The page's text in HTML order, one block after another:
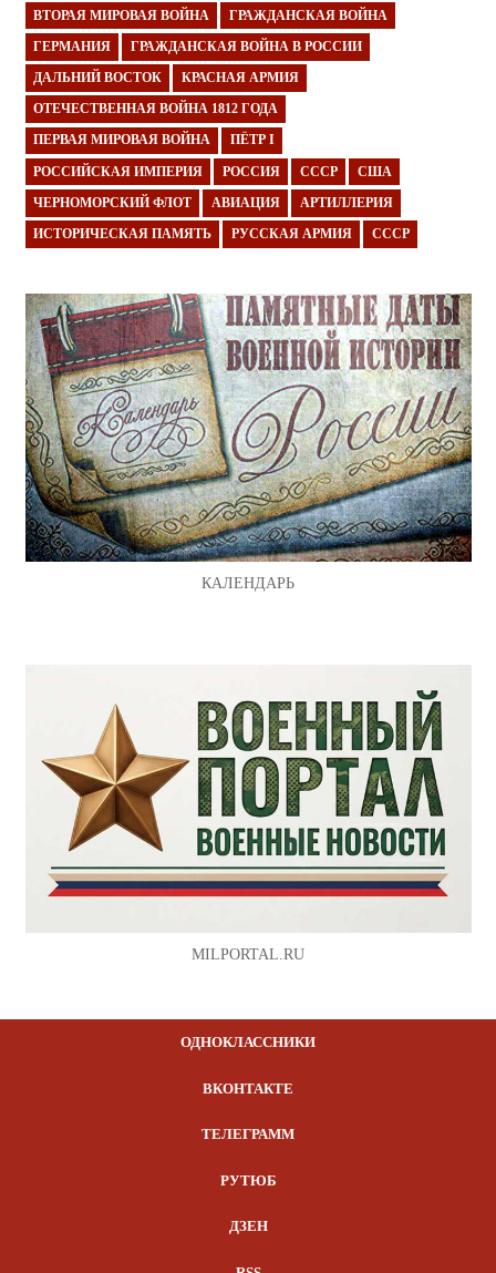
ВТОРАЯ МИРОВАЯ ВОЙНА ГРАЖДАНСКАЯ ВОЙНА
ГЕРМАНИЯ ГРАЖДАНСКАЯ ВОЙНА В РОССИИ
ДАЛЬНИЙ ВОСТОК КРАСНАЯ АРМИЯ
ОТЕЧЕСТВЕННАЯ ВОЙНА 1812 ГОДА
ПЕРВАЯ МИРОВАЯ ВОЙНА ПЁТР I
РОССИЙСКАЯ ИМПЕРИЯ РОССИЯ СССР США
ЧЕРНОМОРСКИЙ ФЛОТ АВИАЦИЯ АРТИЛЛЕРИЯ
ИСТОРИЧЕСКАЯ ПАМЯТЬ РУССКАЯ АРМИЯ СССР
КАЛЕНДАРЬ
MILPORTAL.RU
ОДНОКЛАССНИКИ
ВКОНТАКТЕ
ТЕЛЕГРАММ
РУТЮБ
ДЗЕН